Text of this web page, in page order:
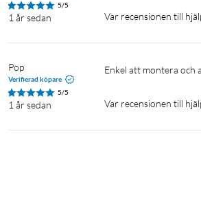
5/5
1 år sedan Var recensionen till
Pop
Verifierad köpare
5/5
1 år sedan
Enkel att montera
Var recensionen till